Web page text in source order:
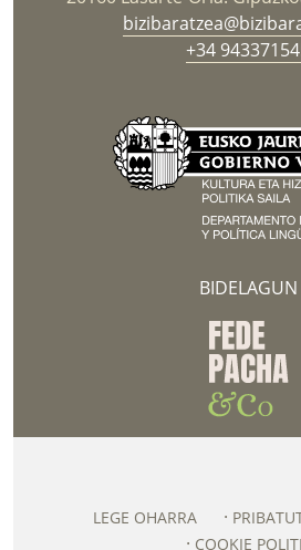
+34
BIDELAGUN
LEGE OHARRA
COOKIE